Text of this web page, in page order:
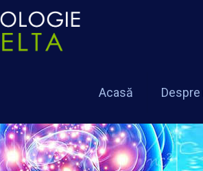
Acasă Despre